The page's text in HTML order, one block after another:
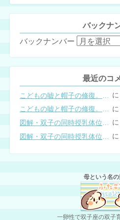
バックナ
バックナンバー
最近のコ
に
こどもの嘘と帽子の修復。キャップのツバが破れた時の直し方 に
に
に
母という名
一卵性で双子座の双子